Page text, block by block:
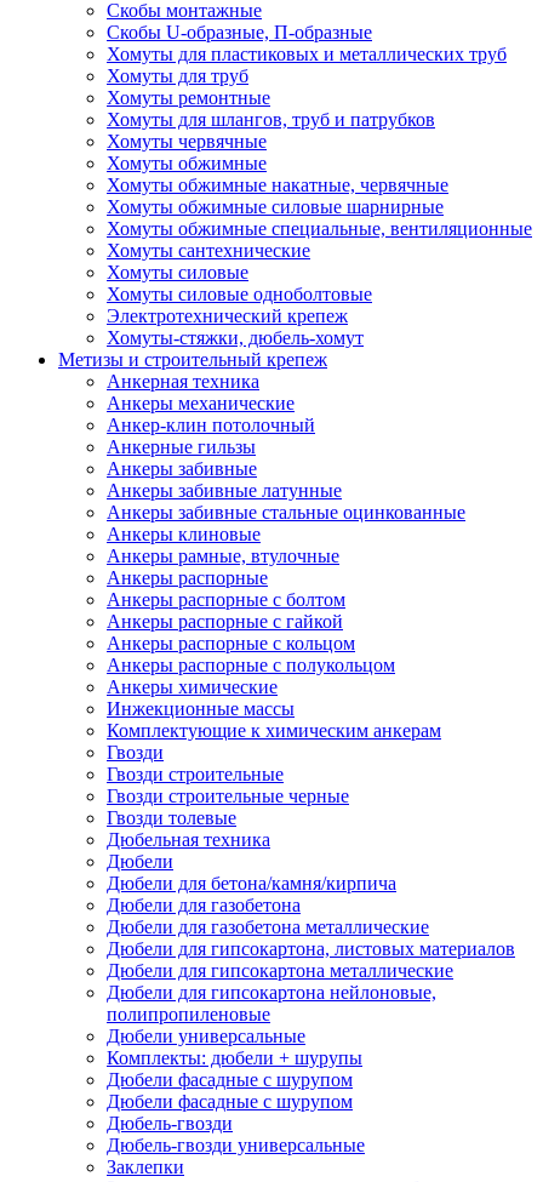
Скобы монтажные
Скобы U-образные, П-образные
Хомуты для пластиковых и металлических труб
Хомуты для труб
Хомуты ремонтные
Хомуты для шлангов, труб и патрубков
Хомуты червячные
Хомуты обжимные
Хомуты обжимные накатные, червячные
Хомуты обжимные силовые шарнирные
Хомуты обжимные специальные, вентиляционные
Хомуты сантехнические
Хомуты силовые
Хомуты силовые одноболтовые
Электротехнический крепеж
Хомуты-стяжки, дюбель-хомут
Метизы и строительный крепеж
Анкерная техника
Анкеры механические
Анкер-клин потолочный
Анкерные гильзы
Анкеры забивные
Анкеры забивные латунные
Анкеры забивные стальные оцинкованные
Анкеры клиновые
Анкеры рамные, втулочные
Анкеры распорные
Анкеры распорные с болтом
Анкеры распорные с гайкой
Анкеры распорные с кольцом
Анкеры распорные с полукольцом
Анкеры химические
Инжекционные массы
Комплектующие к химическим анкерам
Гвозди
Гвозди строительные
Гвозди строительные черные
Гвозди толевые
Дюбельная техника
Дюбели
Дюбели для бетона/камня/кирпича
Дюбели для газобетона
Дюбели для газобетона металлические
Дюбели для гипсокартона, листовых материалов
Дюбели для гипсокартона металлические
Дюбели для гипсокартона нейлоновые,
полипропиленовые
Дюбели универсальные
Комплекты: дюбели + шурупы
Дюбели фасадные с шурупом
Дюбели фасадные с шурупом
Дюбель-гвозди
Дюбель-гвозди универсальные
Заклепки